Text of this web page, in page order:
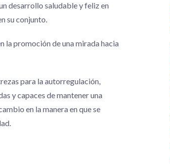
desarrollo saludable y feliz en
su conjunto.
la promoción de una mirada hacia
para la autorregulación,
y capaces de mantener una
en la manera en que se